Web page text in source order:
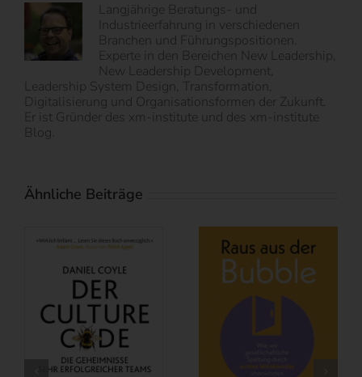
Langjährige Beratungs- und
Industrieerfahrung in verschiedenen
Branchen und Führungspositionen.
Experte in den Bereichen New Leadership,
New Leadership Development,
Leadership System Design, Transformation,
Digitalisierung und Organisationsformen der Zukunft.
Er ist Gründer des xm-institute und des xm-institute
Blog.
Ähnliche Beiträge